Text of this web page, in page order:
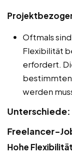
Oftmals
Flexibilität
erfordert.
werden
Unterschiede:
Freelancer-
Hohe Flexibilität